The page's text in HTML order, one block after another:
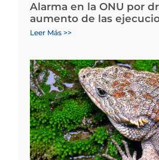
Alarma en la ONU por
aumento de las
Leer Más >>